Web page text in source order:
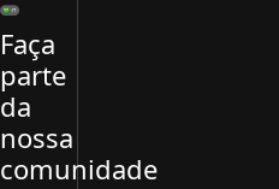
Faça
parte
da
nossa
comunidade